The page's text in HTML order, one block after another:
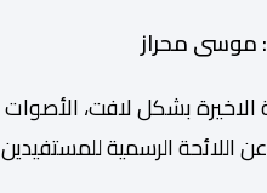
موسى محراز
بشكل لافت، الأصوات
اللائحة الرسمية للمستفيدين